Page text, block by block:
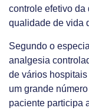
controle efetivo da
qualidade de vida
Segundo o
analgesia
de vários
um grande
paciente participa